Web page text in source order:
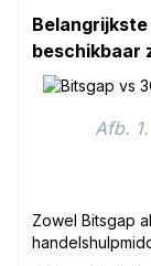
beschikbaar
Afb.
Zowel Bitsgap